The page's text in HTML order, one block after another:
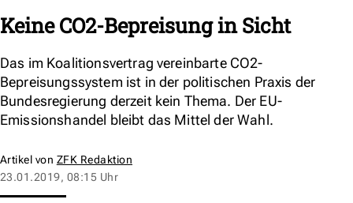
Keine CO2-Bepreisung in Sicht
Das im Koalitionsvertrag vereinbarte CO2-
Bepreisungssystem ist in der politischen Praxis der
Bundesregierung derzeit kein Thema. Der EU-
Emissionshandel bleibt das Mittel der Wahl.
Artikel von ZFK Redaktion
23.01.2019, 08:15 Uhr